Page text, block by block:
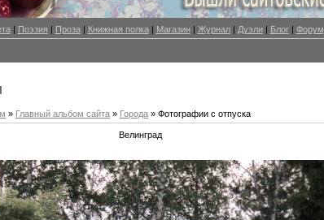
| Поэзия | Проза| Книжная полка| Магазин| Журнал| Дуэли| Блог| Форум
» Главный альбом сайта » Города » Фотографии с отпуска
Велинград